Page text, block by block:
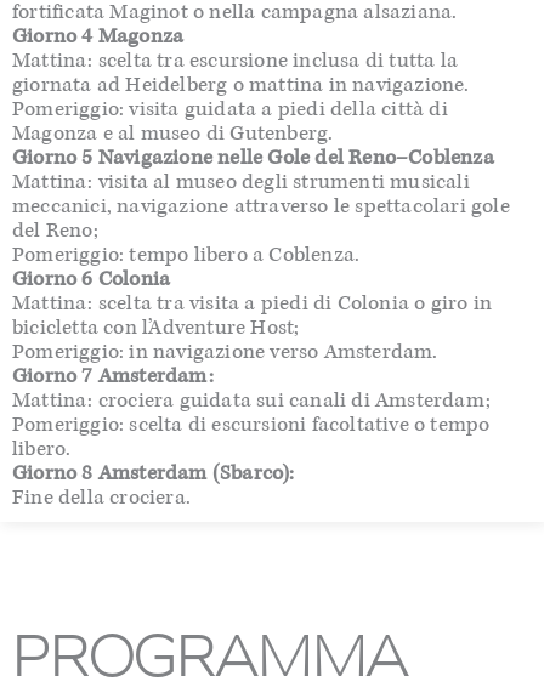
fortificata Maginot o nella campagna alsaziana.
Giorno 4 Magonza
Mattina: scelta tra escursione inclusa di tutta la
giornata ad Heidelberg o mattina in navigazione.
Pomeriggio: visita guidata a piedi della città di
Magonza e al museo di Gutenberg.
Giorno 5 Navigazione nelle Gole del Reno–Coblenza
Mattina: visita al museo degli strumenti musicali
meccanici, navigazione attraverso le spettacolari gole
del Reno;
Pomeriggio: tempo libero a Coblenza.
Giorno 6 Colonia
Mattina: scelta tra visita a piedi di Colonia o giro in
bicicletta con l’Adventure Host;
Pomeriggio: in navigazione verso Amsterdam.
Giorno 7 Amsterdam:
Mattina: crociera guidata sui canali di Amsterdam;
Pomeriggio: scelta di escursioni facoltative o tempo
libero.
Giorno 8 Amsterdam (Sbarco):
Fine della crociera.
PROGRAMMA